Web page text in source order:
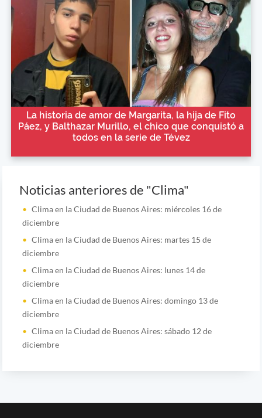
La historia de amor de Margarita, la hija de Fito
Páez, y Balthazar Murillo, el chico que conquistó a
todos en la serie de Tévez
Noticias anteriores de "Clima"
Clima en la Ciudad de Buenos Aires: miércoles 16 de
diciembre
Clima en la Ciudad de Buenos Aires: martes 15 de
diciembre
Clima en la Ciudad de Buenos Aires: lunes 14 de
diciembre
Clima en la Ciudad de Buenos Aires: domingo 13 de
diciembre
Clima en la Ciudad de Buenos Aires: sábado 12 de
diciembre